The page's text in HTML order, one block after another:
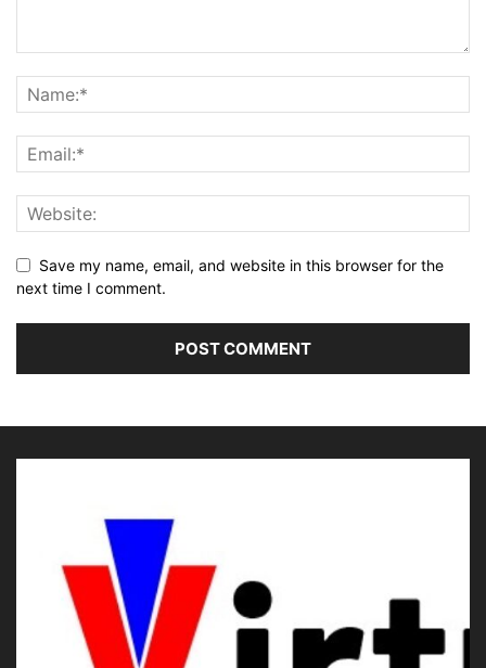
Save my name, email, and website in this browser for the
next time I comment.